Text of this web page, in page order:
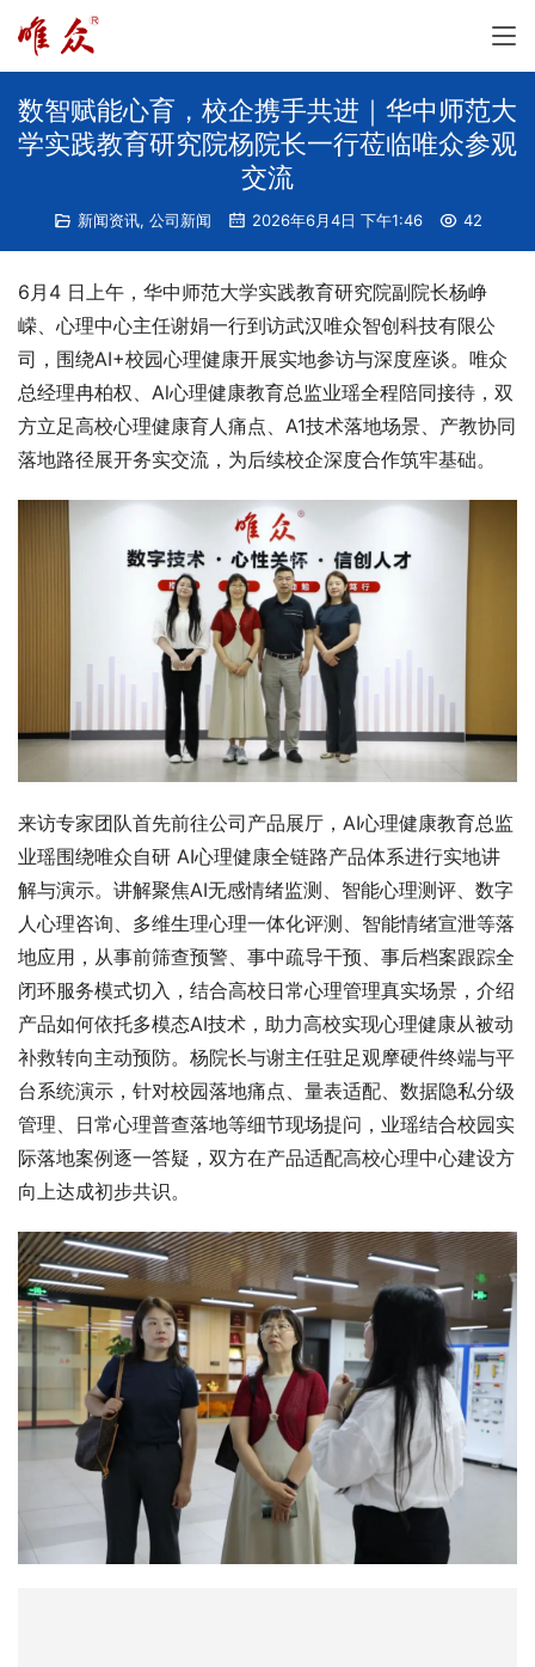
数智赋能心育，校企携手共进｜华中师范大
学实践教育研究院杨院长一行莅临唯众参观
交流
新闻资讯, 公司新闻 2026年6月4日 下午1:46 42
6月4 日上午，华中师范大学实践教育研究院副院长杨峥
嵘、心理中心主任谢娟一行到访武汉唯众智创科技有限公
司，围绕AI+校园心理健康开展实地参访与深度座谈。唯众
总经理冉柏权、Al心理健康教育总监业瑶全程陪同接待，双
方立足高校心理健康育人痛点、A1技术落地场景、产教协同
落地路径展开务实交流，为后续校企深度合作筑牢基础。
来访专家团队首先前往公司产品展厅，AI心理健康教育总监
业瑶围绕唯众自研 AI心理健康全链路产品体系进行实地讲
解与演示。讲解聚焦AI无感情绪监测、智能心理测评、数字
人心理咨询、多维生理心理一体化评测、智能情绪宣泄等落
地应用，从事前筛查预警、事中疏导干预、事后档案跟踪全
闭环服务模式切入，结合高校日常心理管理真实场景，介绍
产品如何依托多模态AI技术，助力高校实现心理健康从被动
补救转向主动预防。杨院长与谢主任驻足观摩硬件终端与平
台系统演示，针对校园落地痛点、量表适配、数据隐私分级
管理、日常心理普查落地等细节现场提问，业瑶结合校园实
际落地案例逐一答疑，双方在产品适配高校心理中心建设方
向上达成初步共识。